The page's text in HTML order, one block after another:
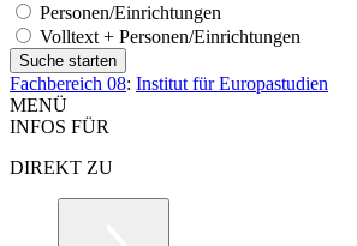
Personen/Einrichtungen
Volltext + Personen/Einrichtungen
Fachbereich 08: Institut für Europastudien
MENÜ
INFOS FÜR
DIREKT ZU